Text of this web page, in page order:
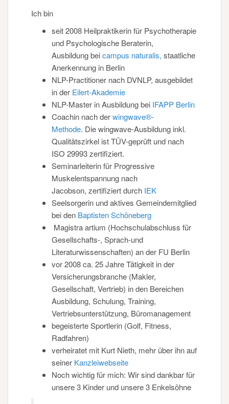
Ich bin
seit 2008 Heilpraktikerin für Psychotherapie
und Psychologische Beraterin,
Ausbildung beicampus naturalis, staatliche
Anerkennung in Berlin
NLP-Practitioner nach DVNLP, ausgebildet
in der Eilert-Akademie
NLP-Master in Ausbildung bei IFAPP Berlin
Coachin nach derwingwave®-
Methode. Die wingwave-Ausbildung inkl.
Qualitätszirkel ist TÜV-geprüft und nach
ISO 29993 zertifiziert.
Seminarleiterin für Progressive
Muskelentspannung nach
Jacobson, zertifiziert durch IEK
Seelsorgerin und aktives Gemeindemitglied
bei den Baptisten Schöneberg
Magistra artium (Hochschulabschluss für
Gesellschafts-, Sprach-und
Literaturwissenschaften) an der FU Berlin
vor 2008 ca. 25 Jahre Tätigkeit in der
Versicherungsbranche (Makler,
Gesellschaft, Vertrieb) in den Bereichen
Ausbildung, Schulung, Training,
Vertriebsunterstützung, Büromanagement
begeisterte Sportlerin (Golf, Fitness,
Radfahren)
verheiratet mit Kurt Nieth, mehr über ihn auf
seiner Kanzleiwebseite
Noch wichtig für mich: Wir sind dankbar für
unsere 3 Kinder und unsere 3 Enkelsöhne